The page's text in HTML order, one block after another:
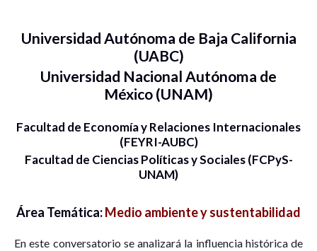
Universidad Autónoma de Baja California
(UABC)
Universidad Nacional Autónoma de
México (UNAM)
Facultad de Economía y Relaciones Internacionales
(FEYRI-AUBC)
Facultad de Ciencias Políticas y Sociales (FCPyS-
UNAM)
Área Temática:Medio ambiente y sustentabilidad
En este conversatorio se analizará la influencia histórica de